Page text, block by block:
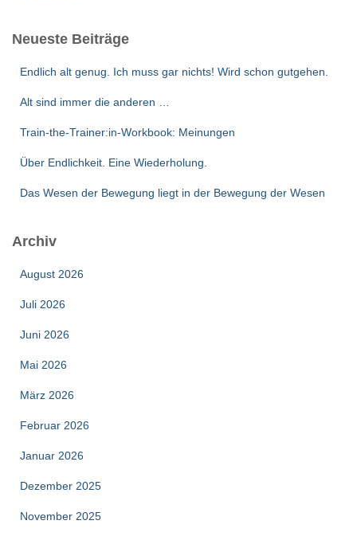
Neueste Beiträge
Endlich alt genug. Ich muss gar nichts! Wird schon gutgehen.
Alt sind immer die anderen …
Train-the-Trainer:in-Workbook: Meinungen
Über Endlichkeit. Eine Wiederholung.
Das Wesen der Bewegung liegt in der Bewegung der Wesen
Archiv
August 2026
Juli 2026
Juni 2026
Mai 2026
März 2026
Februar 2026
Januar 2026
Dezember 2025
November 2025